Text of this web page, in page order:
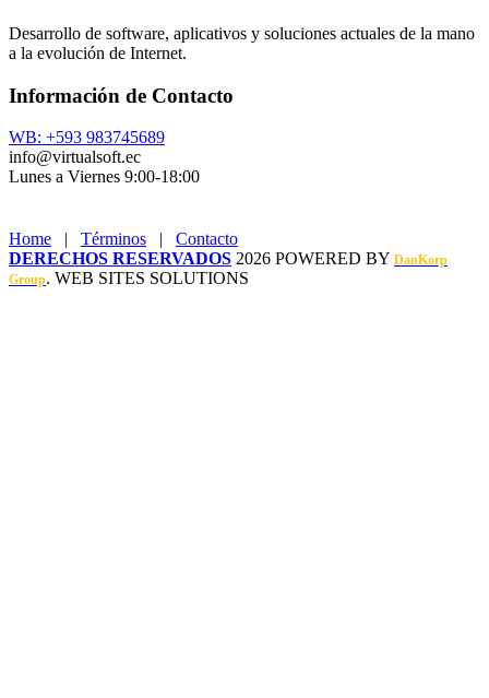
Desarrollo de software, aplicativos y soluciones actuales de la mano
a la evolución de Internet.
Información de Contacto
WB: +593 983745689
info@virtualsoft.ec
Lunes a Viernes 9:00-18:00
Home | Términos |
Contacto
DERECHOS RESERVADOS 2026 POWERED BY DanKorp
Group. WEB SITES SOLUTIONS